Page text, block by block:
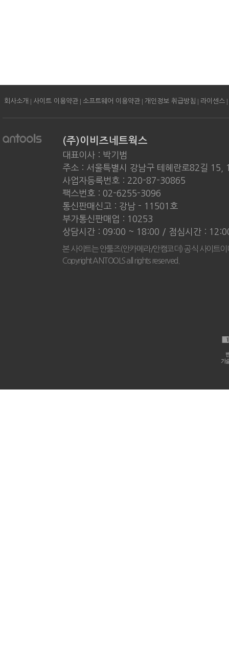
회사소개 | 사이트 이용약관 | 소프트웨어 이용약관 | 개인정보 취급방침 | 라이센스 |
(주)이비즈네트웍스
대표이사 : 박기범
주소 : 서울특별시 강남구 테헤란로82길 15,
사업자등록번호 : 220-87-30865
팩스번호 : 02-6255-3096
통신판매신고 : 강남 - 11501호
부가통신판매업 : 10253
상담시간 : 09:00 ~ 18:00 / 점심시간 :
본 사이트는 안툴즈(안카메라/안캠코더) 공식 사이트
Copyright ANTOOLS all rights reserved.